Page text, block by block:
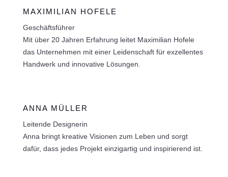
MAXIMILIAN HOFELE
Geschäftsführer
Mit über 20 Jahren Erfahrung leitet Maximilian Hofele
das Unternehmen mit einer Leidenschaft für exzellentes
Handwerk und innovative Lösungen.
ANNA MÜLLER
Leitende Designerin
Anna bringt kreative Visionen zum Leben und sorgt
dafür, dass jedes Projekt einzigartig und inspirierend ist.